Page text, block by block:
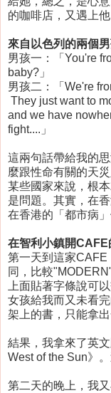
的咖啡店，又遇上他
來自以色列的兩個
男孩一：「You're
baby?」
男孩二：「We're
They just want to
and we have
fight....」
這兩句話帶給我的
麼跟性命有關的天
某些國家來說，根
是問題。其實，在
在香港的「都市病
在智利小鎮開CAFE
第一天到這家CAFE
同，比較
上面貼著字條說可
女孩給我而又未看
架上的書，只能拿
結果，我拿來了英
West of the Sun》
第二天的晚上，我